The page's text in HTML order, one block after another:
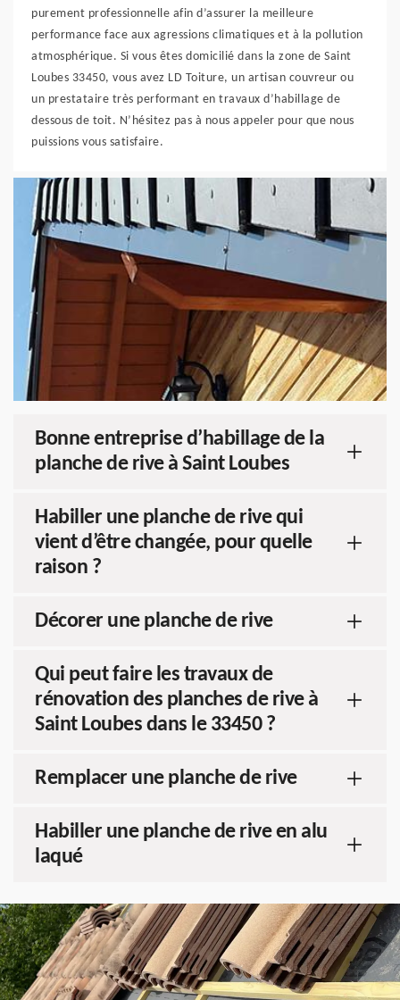
purement professionnelle afin d’assurer la meilleure
performance face aux agressions climatiques et à la pollution
atmosphérique. Si vous êtes domicilié dans la zone de Saint
Loubes 33450, vous avez LD Toiture, un artisan couvreur ou
un prestataire très performant en travaux d’habillage de
dessous de toit. N’hésitez pas à nous appeler pour que nous
puissions vous satisfaire.
Bonne entreprise d’habillage de la
planche de rive à Saint Loubes
Habiller une planche de rive qui
vient d’être changée, pour quelle
raison ?
Décorer une planche de rive
Qui peut faire les travaux de
rénovation des planches de rive à
Saint Loubes dans le 33450 ?
Remplacer une planche de rive
Habiller une planche de rive en alu
laqué